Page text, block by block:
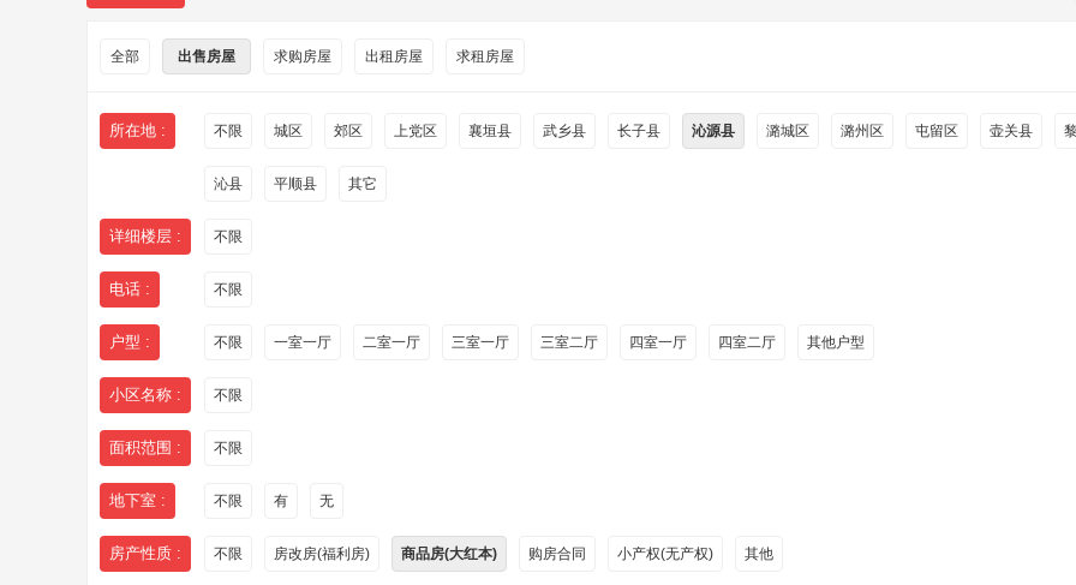
活
全部 出售房屋 求购房屋 出租房屋 求租房屋
所在地 : 不限 城区 郊区 上党区 襄垣县 武乡县 长子县 沁源县 潞城区 潞州区 屯留区 壶关县
沁县 平顺县 其它
详细楼层 : 不限
电话 : 不限
户型 : 不限 一室一厅 二室一厅 三室一厅 三室二厅 四室一厅 四室二厅 其他户型
小区名称 : 不限
面积范围 : 不限
地下室 : 不限 有 无
房产性质 : 不限 房改房(福利房) 商品房(大红本) 购房合同 小产权(无产权) 其他